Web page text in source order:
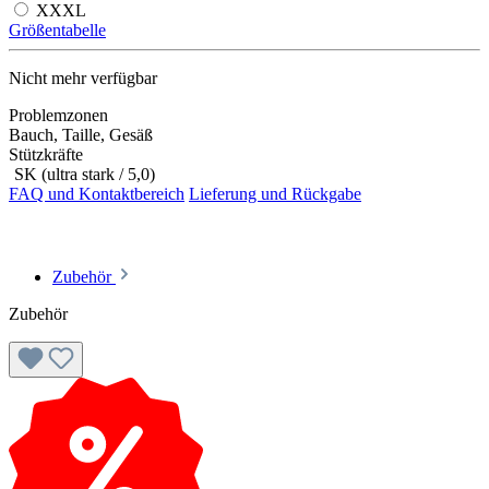
XXXL
Größentabelle
Nicht mehr verfügbar
Problemzonen
Bauch, Taille, Gesäß
Stützkräfte
SK (ultra stark / 5,0)
FAQ und Kontaktbereich Lieferung und Rückgabe
Zubehör
Zubehör